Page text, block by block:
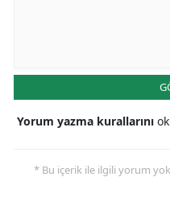
Yorum yazma kurallarını
* Bu içerik ile ilgili yorum